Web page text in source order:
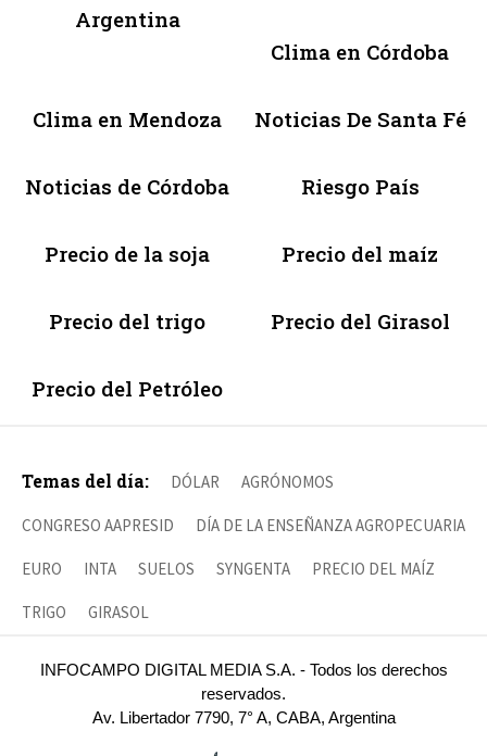
Argentina
Clima en Córdoba
Clima en Mendoza Noticias De Santa Fé
Noticias de Córdoba Riesgo País
Precio de la soja Precio del maíz
Precio del trigo Precio del Girasol
Precio del Petróleo
Temas del día: DÓLAR AGRÓNOMOS
CONGRESO AAPRESID DÍA DE LA ENSEÑANZA AGROPECUARIA
EURO INTA SUELOS SYNGENTA PRECIO DEL MAÍZ
TRIGO GIRASOL
INFOCAMPO DIGITAL MEDIA S.A. - Todos los derechos
reservados.
Av. Libertador 7790, 7° A, CABA, Argentina